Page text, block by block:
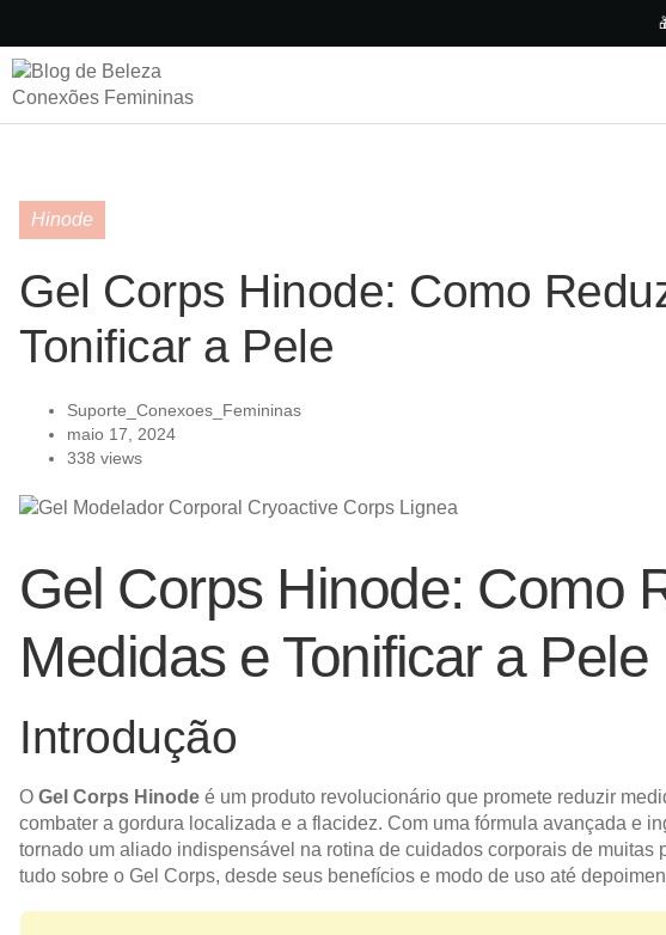
Hinode
Gel Corps Hinode: Como
Tonificar a Pele
Suporte_Conexoes_Femininas
maio 17, 2024
338 views
Gel Corps Hinode: Como
Medidas e Tonificar a Pele
Introdução
O Gel Corps Hinode é um produto revolucionário que promete reduzir
combater a gordura localizada e a flacidez. Com uma fórmula avançada e
tornado um aliado indispensável na rotina de cuidados corporais de muitas
tudo sobre o Gel Corps, desde seus benefícios e modo de uso até